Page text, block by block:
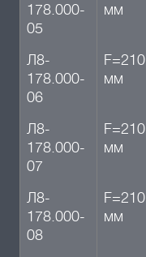
178.000-
05
мм
Л8-
178.000-
06
F=210
мм
Л8-
178.000-
07
F=210
мм
Л8-
178.000-
08
F=210
мм